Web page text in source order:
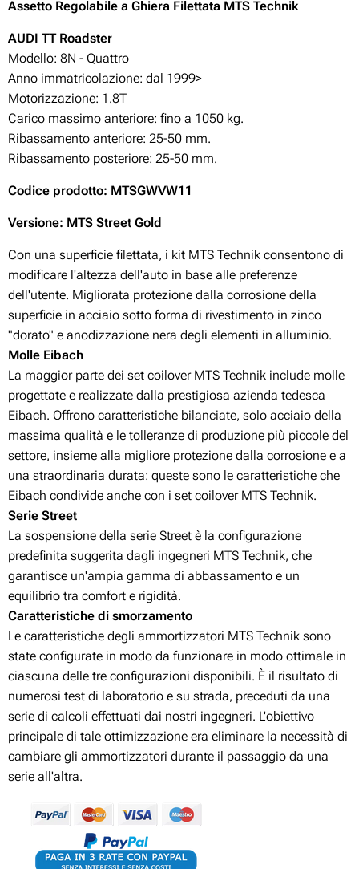
Assetto Regolabile a Ghiera Filettata MTS Technik
AUDI TT Roadster
Modello: 8N - Quattro
Anno immatricolazione: dal 1999>
Motorizzazione: 1.8T
Carico massimo anteriore: fino a 1050 kg.
Ribassamento anteriore: 25-50 mm.
Ribassamento posteriore: 25-50 mm.
Codice prodotto: MTSGWVW11
Versione: MTS Street Gold
Con una superficie filettata, i kit MTS Technik consentono di
modificare l'altezza dell'auto in base alle preferenze
dell'utente. Migliorata protezione dalla corrosione della
superficie in acciaio sotto forma di rivestimento in zinco
"dorato" e anodizzazione nera degli elementi in alluminio.
Molle Eibach
La maggior parte dei set coilover MTS Technik include molle
progettate e realizzate dalla prestigiosa azienda tedesca
Eibach. Offrono caratteristiche bilanciate, solo acciaio della
massima qualità e le tolleranze di produzione più piccole del
settore, insieme alla migliore protezione dalla corrosione e a
una straordinaria durata: queste sono le caratteristiche che
Eibach condivide anche con i set coilover MTS Technik.
Serie Street
La sospensione della serie Street è la configurazione
predefinita suggerita dagli ingegneri MTS Technik, che
garantisce un'ampia gamma di abbassamento e un
equilibrio tra comfort e rigidità.
Caratteristiche di smorzamento
Le caratteristiche degli ammortizzatori MTS Technik sono
state configurate in modo da funzionare in modo ottimale in
ciascuna delle tre configurazioni disponibili. È il risultato di
numerosi test di laboratorio e su strada, preceduti da una
serie di calcoli effettuati dai nostri ingegneri. L'obiettivo
principale di tale ottimizzazione era eliminare la necessità di
cambiare gli ammortizzatori durante il passaggio da una
serie all'altra.